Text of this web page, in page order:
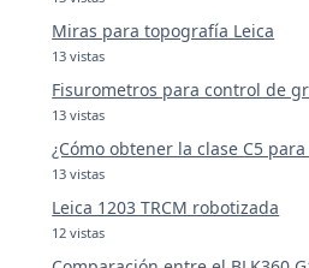
Miras para topografía Leica
13 vistas
Fisurometros para control de
13 vistas
¿Cómo obtener la clase C5
13 vistas
Leica 1203 TRCM robotizada
12 vistas